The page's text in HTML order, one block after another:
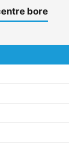
bore